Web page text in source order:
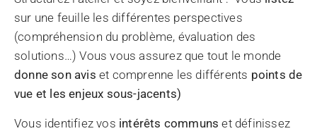
sur une feuille les différentes perspectives
(compréhension du problème, évaluation des
solutions…) Vous vous assurez que tout le monde
donne son avis et comprenne les différents points de
vue et les enjeux sous-jacents)
Vous identifiez vos intérêts communs et définissez